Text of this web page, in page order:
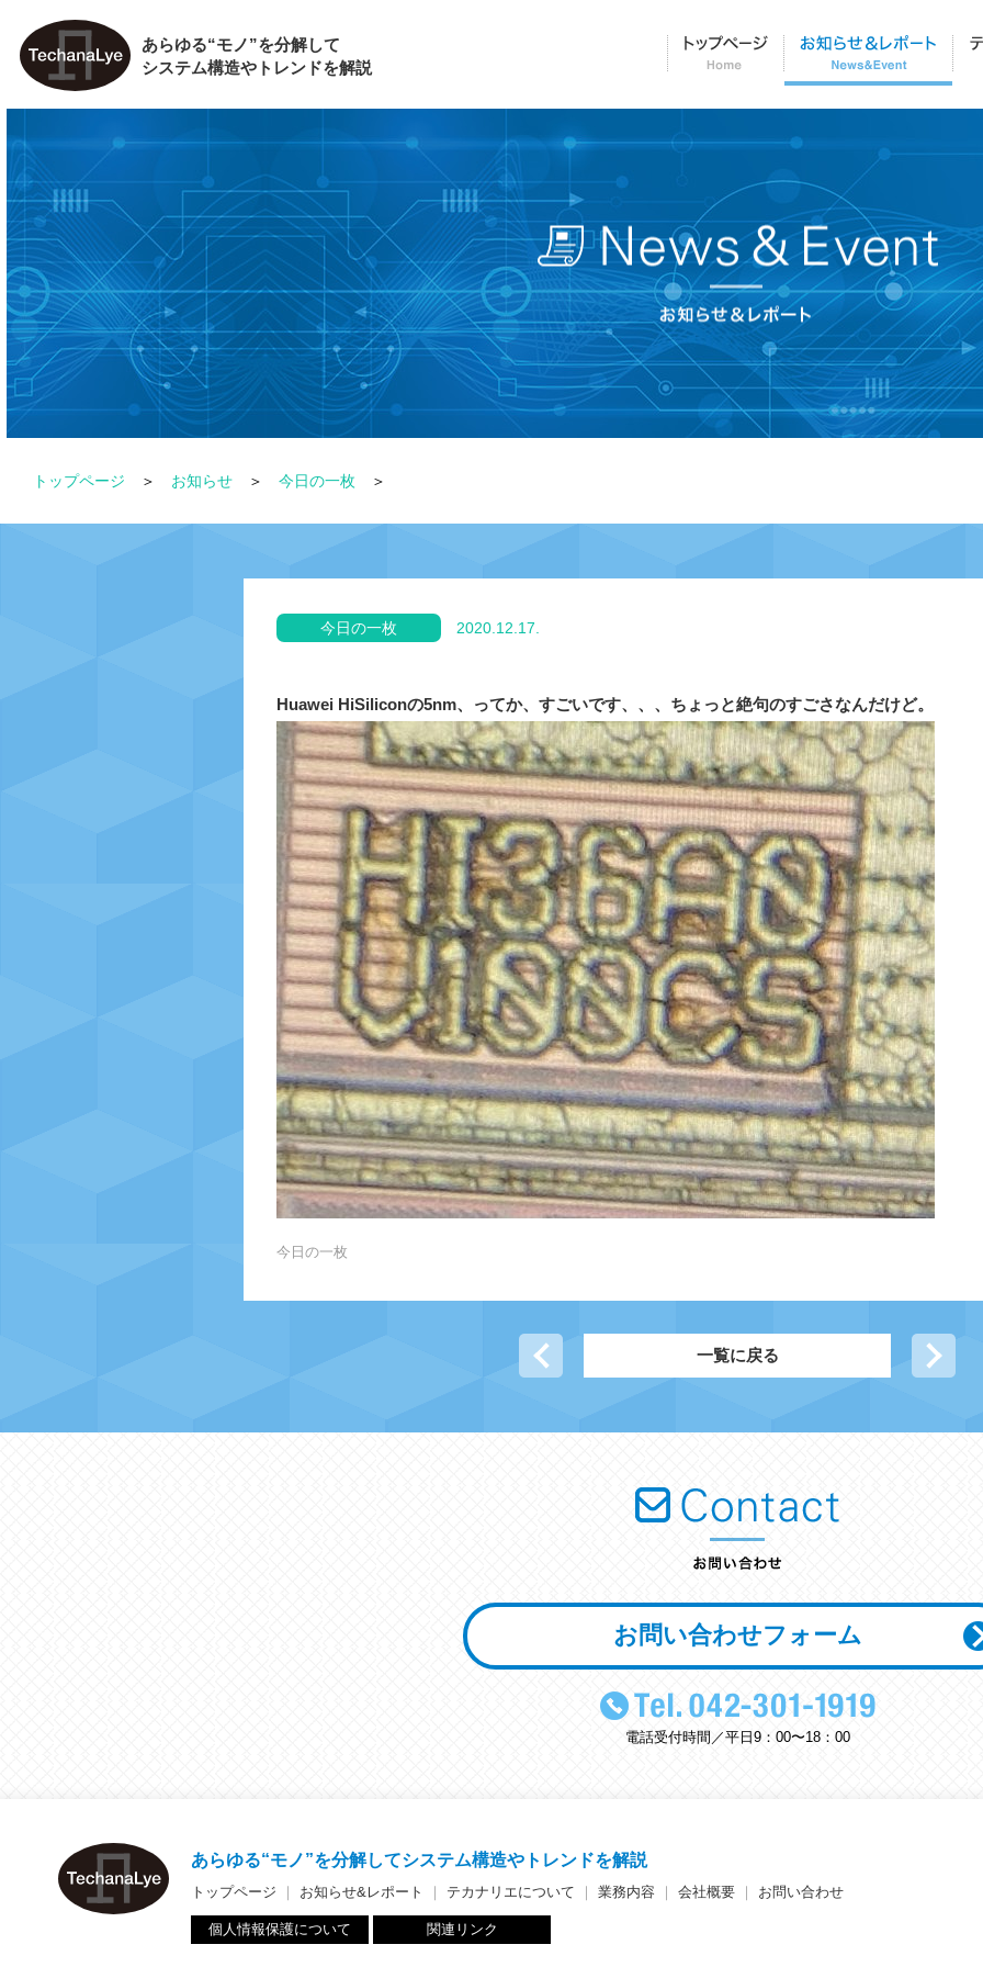
あらゆる“モノ”を分解して
システム構造やトレンドを解説
トップページ お
トップページ お知らせ 今日の一枚
今日の一枚 2020.12.17.
Huawei HiSiliconの5nm、ってか、すごいです、、、ちょっと絶句のすごさなんだけど。
今日の一枚
一覧に戻る
お問い合わせフォーム
電話受付時間／平日9：00〜18：00
あらゆる“モノ”を分解してシステム構造やトレンドを解説
トップページ お知らせ&レポート テカナリエについて 業務内容 会社概要 お問い合わせ
個人情報保護について 関連リンク